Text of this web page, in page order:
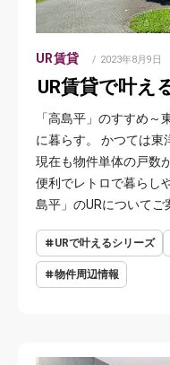
UR賃貸
POSTED
2023年8月9日
UR賃貸で叶え
「高島平」のすすめ
に暮らす。 かつては東
現在も物件単体の戸数
便利でレトロで暮らし
島平」のURについてご
URで叶えるシリーズ
物件周辺情報